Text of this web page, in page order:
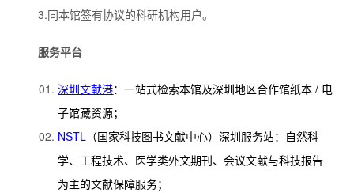
3.同本馆签有协议的科研机构用户。
服务平台
深圳文献港：一站式检索本馆及深圳地区合作馆纸本 / 电
子馆藏资源；
NSTL （国家科技图书文献中心）深圳服务站：自然科
学、工程技术、医学类外文期刊、会议文献与科技报告
为主的文献保障服务；